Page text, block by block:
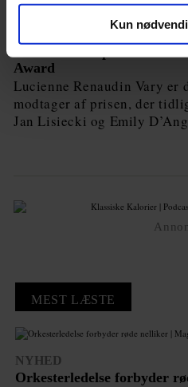
Kun
Award
Lucienne Renaudin Vary er
modtager af prisen, der
Jan Lisiecki og Emily
MEST LÆSTE
NYHED
Orkesterledelse forbyder